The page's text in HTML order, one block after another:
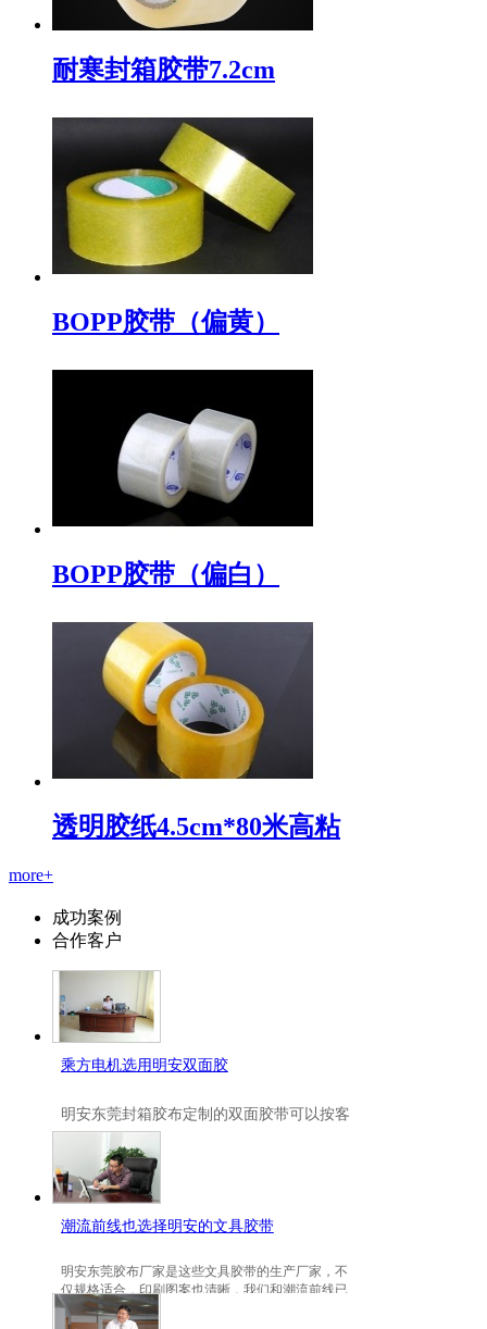
耐寒封箱胶带7.2cm
BOPP胶带（偏黄）
BOPP胶带（偏白）
透明胶纸4.5cm*80米高粘
more+
成功案例
合作客户
乘方电机选用明安双面胶
明安东莞封箱胶布定制 的双面胶带可以按客
是可以定做的，不仅如此，规格也是可以定
做的。
潮流前线也选择明安的文具胶带
明安东莞胶布厂家是这些文具胶带的生产厂家，不
仅规格适合，印刷图案也清晰，我们和潮流前线已
有3年的稳定合作关系。